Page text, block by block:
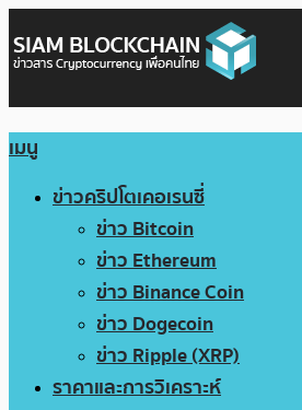
เมนู
ข่าวคริปโตเคอเรนซี่
ข่าว Bitcoin
ข่าว Ethereum
ข่าว Binance Coin
ข่าว Dogecoin
ข่าว Ripple (XRP)
ราคาและการวิเคราะห์